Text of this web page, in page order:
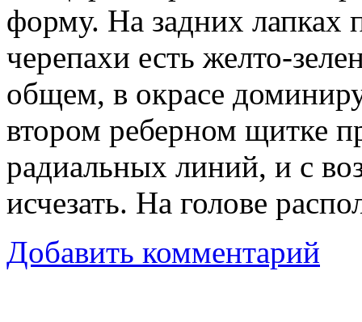
форму. На задних лапках
черепахи есть желто-
общем, в окрасе
втором реберном щитке
радиальных линий, и с
исчезать. На голове
Добавить комментарий